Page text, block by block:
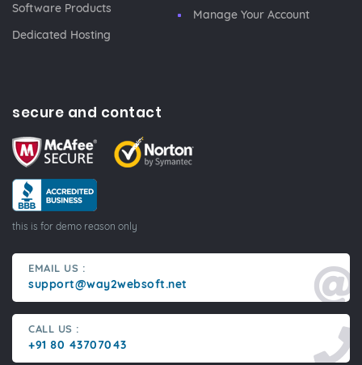
Software Products
Dedicated Hosting
Manage Your Account
secure and contact
this is for demo reason only
EMAIL US :
support@way2websoft.net
CALL US :
+91 80 43707043